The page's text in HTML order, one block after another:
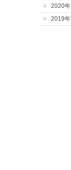
2020
2019